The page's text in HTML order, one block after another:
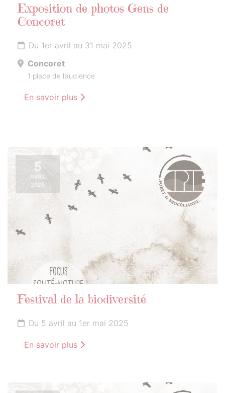
Exposition de photos Gens de
Concoret
Du 1er avril au 31 mai 2025
Concoret
1 place de l’audience
En savoir plus
5
AVRIL
2025
Festival de la biodiversité
Du 5 avril au 1er mai 2025
En savoir plus